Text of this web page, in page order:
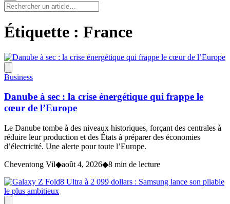
Étiquette : France
Business
Danube à sec : la crise énergétique qui frappe le
cœur de l’Europe
Le Danube tombe à des niveaux historiques, forçant des centrales à
réduire leur production et des États à préparer des économies
d’électricité. Une alerte pour toute l’Europe.
Cheventong Vil◆août 4, 2026◆8 min de lecture